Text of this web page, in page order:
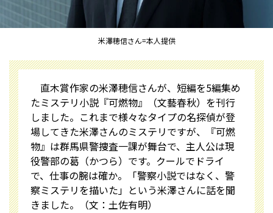
米澤穂信さん=本人提供
直木賞作家の米澤穂信さんが、短編を5編集め
たミステリ小説『可燃物』（文藝春秋）を刊行
しました。これまで様々なタイプの名探偵が登
場してきた米澤さんのミステリですが、『可燃
物』は群馬県警捜査一課が舞台で、主人公は現
役警部の葛（かつら）です。クールでドライ
で、仕事の腕は確か。「警察小説ではなく、警
察ミステリを描いた」という米澤さんに話を聞
きました。（文：土佐有明）